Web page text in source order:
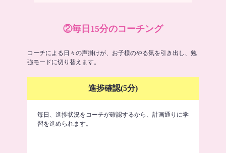
②毎日15分のコーチング
コーチによる日々の声掛けが、お子様のやる気を引き出し、勉
強モードに切り替えます。
進捗確認(5分)
毎日、進捗状況をコーチが確認するから、計画通りに学
習を進められます。